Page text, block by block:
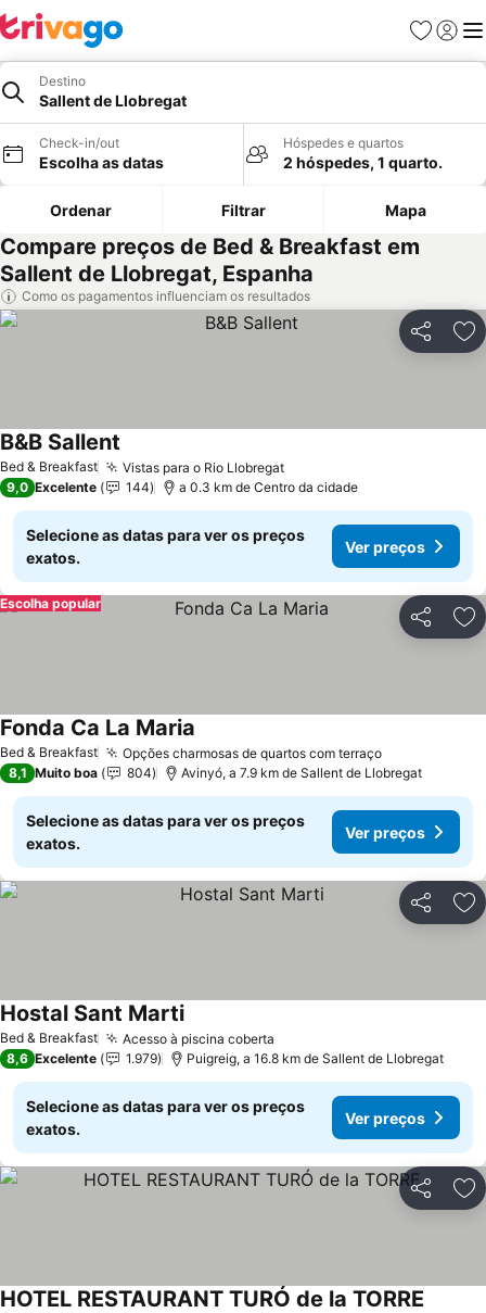
Favoritos
Iniciar
Destino
Sallent de Llobregat
Check-in/out
Escolha as datas
Hóspedes e quartos
2 hóspedes, 1 quarto.
Ordenar Filtrar Mapa
Compare preços de Bed & Breakfast em
Sallent de Llobregat, Espanha
Como os pagamentos influenciam os resultados
Partilhar
Bed & Breakfast Vistas para o Rio LlobregatVer preços
B&B Sallent
9,0 Excelente 144 a 0.3 km de Centro da cidade
Selecione as datas para ver os preços
exatos.
Ver preços
Partilhar
Escolha popular
Bed & Breakfast Opções charmosas de quartos com terraçoVer preços
Fonda Ca La Maria
8,1 Muito boa 804 Avinyó, a 7.9 km de Sallent de Llobregat
Selecione as datas para ver os preços
exatos.
Ver preços
Partilhar
Bed & Breakfast Acesso à piscina coberta
Hostal Sant MartiVer preços
8,6 Excelente 1.979 Puigreig, a 16.8 km de Sallent de Llobregat
Selecione as datas para ver os preços
exatos.
Ver preços
Partilhar
HOTEL RESTAURANT TURÓ de la TORRE